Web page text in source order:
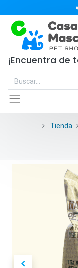
¡Encuentra de
Tienda